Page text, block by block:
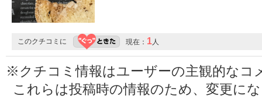
このクチコミに 現在： 1人
※クチコミ情報はユーザーの主観的なコ
これらは投稿時の情報のため、変更に